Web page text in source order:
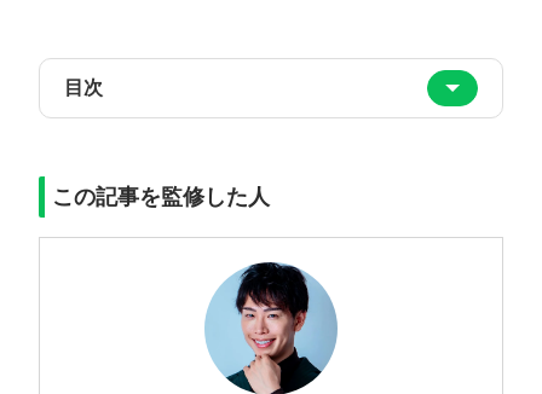
目次
この記事を監修した人